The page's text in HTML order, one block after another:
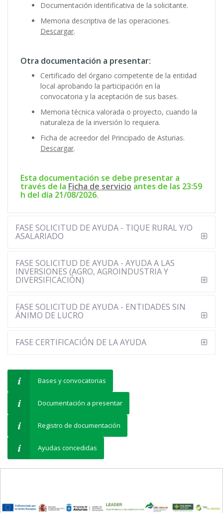
Documentación identificativa de la solicitante.
Memoria descriptiva de las operaciones.
Descargar.
Otra documentación a presentar:
Certificado del órgano competente de la entidad
local aprobando la participación en la
convocatoria y la aceptación de sus bases.
Memoria técnica valorada o proyecto, cuando la
naturaleza de la inversión lo requiera.
Ficha de acreedor del Principado de Asturias.
Descargar.
Esta documentación se debe presentar a
través de la Ficha de servicio antes de las 23:59
h del día 21/08/2026.
FASE SOLICITUD DE AYUDA - TIQUE RURAL Y/O
ASALARIADO
FASE SOLICITUD DE AYUDA - AYUDA A LAS
INVERSIONES (AGRO, AGROINDUSTRIA Y
DIVERSIFICACIÓN)
FASE SOLICITUD DE AYUDA - ENTIDADES SIN
ÁNIMO DE LUCRO
FASE CERTIFICACIÓN DE LA AYUDA
Bases y convocatorias
Documentación a presentar
Registro de documentación
Ayudas concedidas